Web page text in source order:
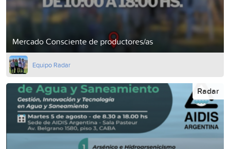
Mercado Consciente de productores/as
Equipo Radar
Radar